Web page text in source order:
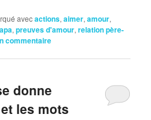
avecactions,aimer,amour,
,preuves d'amour,relation père-
commentaire
donne
les mots